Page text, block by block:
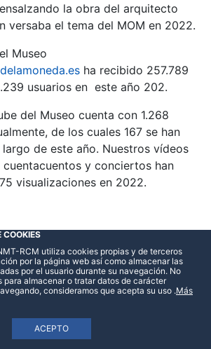
la obra del arquitecto
versaba el tema del MOM en 2022.
Museo
ha recibido 257.789
usuarios en este año 202.
del Museo cuenta con 1.268
de los cuales 167 se han
de este año. Nuestros vídeos
y conciertos han
visualizaciones en 2022.
eta elkarte batzuk
Lagunak.
COOKIES
RCM utiliza cookies propias y de terceros
por la página web así como almacenar las
por el usuario durante su navegación. No
para almacenar o tratar datos de carácter
consideramos que acepta su uso
ACEPTO
.Más